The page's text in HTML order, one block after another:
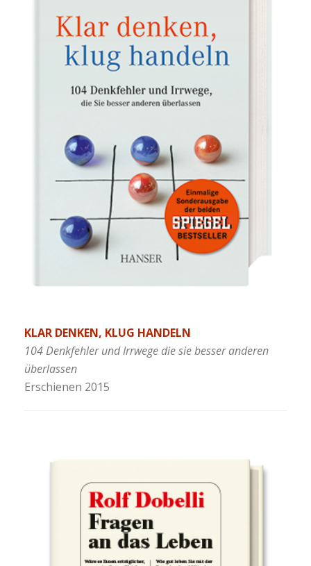
KLAR DENKEN, KLUG HANDELN
104 Denkfehler und Irrwege die sie besser anderen
überlassen
Erschienen 2015